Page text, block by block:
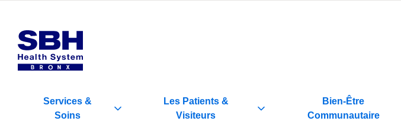
Services &
Soins
Les Patients &
Visiteurs
Bien-Être
Communautaire